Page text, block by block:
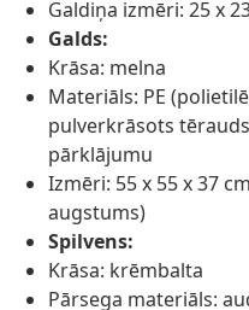
Galdiņa izmēri: 25 x
Galds:
Krāsa: melna
Materiāls: PE
pulverkrāsots
pārklājumu
Izmēri: 55 x 55 x 37
augstums)
Spilvens:
Krāsa: krēmbalta
Pārsega materiāls: